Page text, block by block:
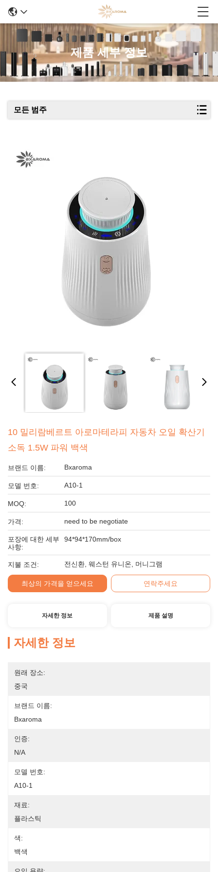
제품 세부 정보
모든 범주
10 밀리람베르트 아로마테라피 자동차 오일 확산기
소독 1.5W 파워 백색
브랜드 이름: Bxaroma
모델 번호: A10-1
MOQ: 100
가격: need to be negotiate
포장에 대한 세부
사항:
94*94*170mm/box
지불 조건: 전신환, 웨스턴 유니온, 머니그램
최상의 가격을 얻으세요 연락주세요
자세한 정보 제품 설명
자세한 정보
원래 장소:
중국
브랜드 이름:
Bxaroma
인증:
N/A
모델 번호:
A10-1
재료:
플라스틱
색:
백색